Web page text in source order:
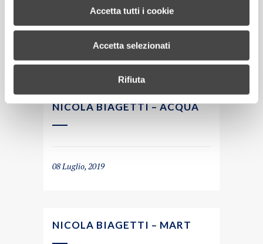
Accetta tutti i cookie
Accetta selezionati
Rifiuta
08 Luglio, 2019
NICOLA BIAGETTI – ACQUA
08 Luglio, 2019
NICOLA BIAGETTI – MART